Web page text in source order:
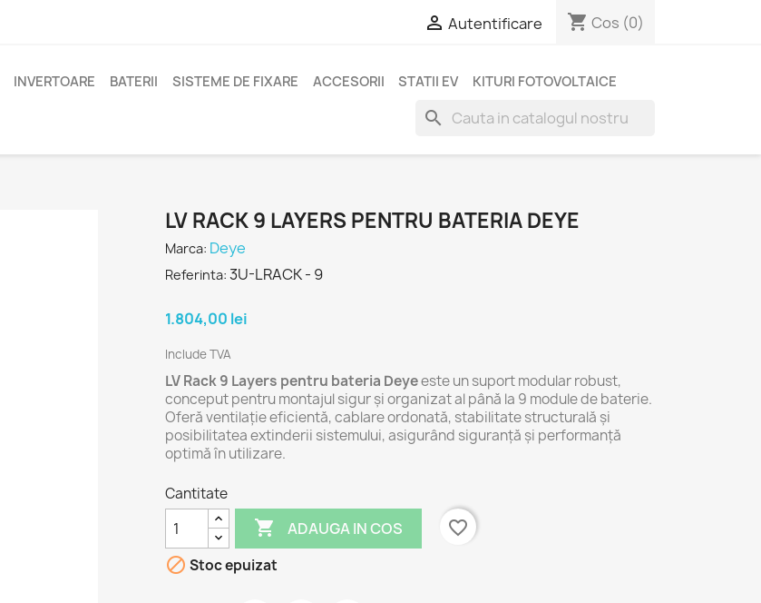
 Autentificare shopping_cart Cos (0)
INVERTOARE BATERII SISTEME DE FIXARE ACCESORII STATII EV KITURI FOTOVOLTAICE
search
LV RACK 9 LAYERS PENTRU BATERIA DEYE
Marca: Deye
Referinta: 3U-LRACK - 9
1.804,00 lei
Include TVA
LV Rack 9 Layers pentru bateria Deyeeste un suport modular robust,
conceput pentru montajul sigur și organizat al până la 9 module de baterie.
Oferă ventilație eficientă, cablare ordonată, stabilitate structurală și
posibilitatea extinderii sistemului, asigurând siguranță și performanță
optimă în utilizare.
Cantitate
 ADAUGA IN COS
favorite_border
 Stoc epuizat